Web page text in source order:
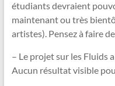
étudiants devraient
maintenant ou très
artistes). Pensez à faire
– Le projet sur les Fluids
Aucun résultat visible